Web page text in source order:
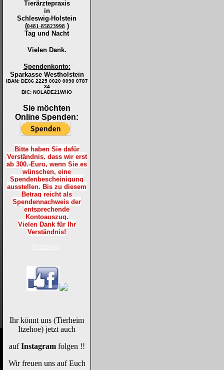
Tierärztepraxis
in
Schleswig-Holstein
(0481-85823998 )
Tag und Nacht
Vielen Dank.
Spendenkonto:
Sparkasse Westholstein
IBAN: DE06 2225 0020 0090 0787
34
BIC: NOLADE21WHO
Sie möchten
Online Spenden:
Bitte haben Sie dafür
Verständnis, dass wir erst
ab 300.-Euro, wenn Sie es
wünschen, eine
Spendenbescheinigung
ausstellen. Bis zu diesem
Betrag reicht als
Spendennachweis der
entsprechende
Kontoauszug.
Vielen Dank für Ihr
Verständnis!
Ihr könnt uns (Tierheim
Itzehoe) jetzt auch
aufInstagramfolgen !!
Wir freuen uns auf Euch